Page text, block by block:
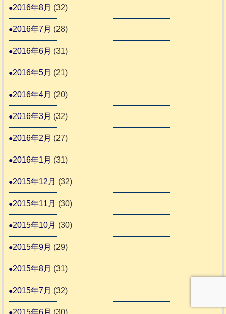
2016年8月 (32)
2016年7月 (28)
2016年6月 (31)
2016年5月 (21)
2016年4月 (20)
2016年3月 (32)
2016年2月 (27)
2016年1月 (31)
2015年12月 (32)
2015年11月 (30)
2015年10月 (30)
2015年9月 (29)
2015年8月 (31)
2015年7月 (32)
2015年6月 (30)